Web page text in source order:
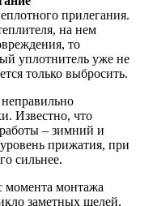
прилегания.
на нем
то
уплотнитель уже не
только выбросить.
Известно, что
– зимний и
прижатия, при
сильнее.
момента монтажа
заметных щелей,